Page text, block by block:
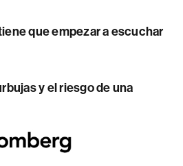
que empezar a escuchar
y el riesgo de una